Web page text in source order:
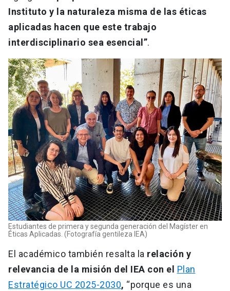
Instituto y la naturaleza misma de las éticas
aplicadas hacen que este trabajo
interdisciplinario sea esencial”.
Estudiantes de primera y segunda generación del Magíster en
Éticas Aplicadas. (Fotografía gentileza IEA)
El académico también resalta la relación y
relevancia de la misión del IEA con el Plan
Estratégico UC 2025-2030, “porque es una